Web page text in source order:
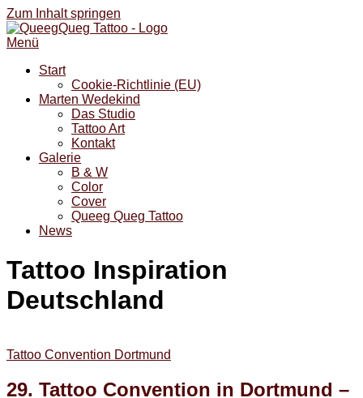
Zum Inhalt springen
Menü
Start
Cookie-Richtlinie (EU)
Marten Wedekind
Das Studio
Tattoo Art
Kontakt
Galerie
B & W
Color
Cover
Queeg Queg Tattoo
News
Tattoo Inspiration
Deutschland
Tattoo Convention Dortmund
29. Tattoo Convention in Dortmund –